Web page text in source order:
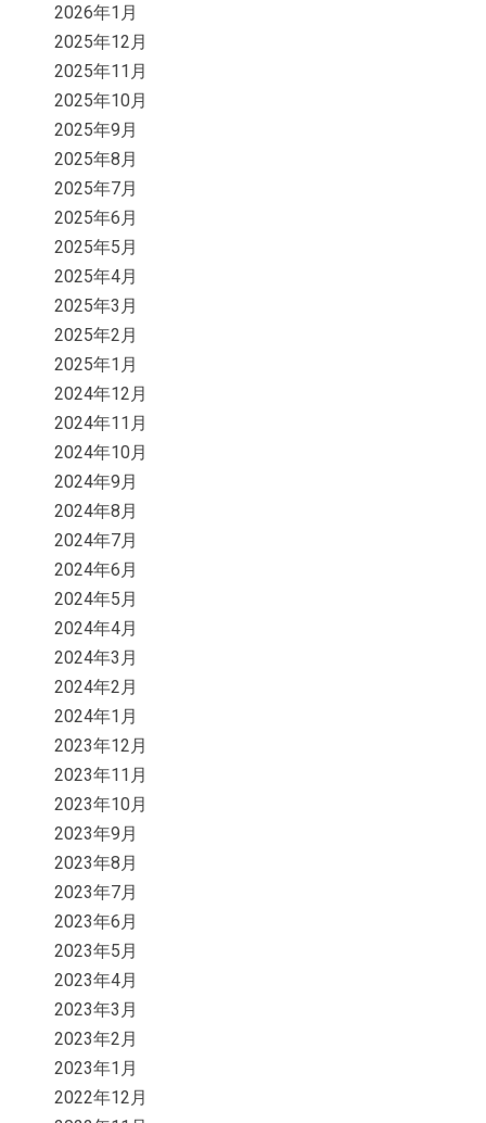
2026年1月
2025年12月
2025年11月
2025年10月
2025年9月
2025年8月
2025年7月
2025年6月
2025年5月
2025年4月
2025年3月
2025年2月
2025年1月
2024年12月
2024年11月
2024年10月
2024年9月
2024年8月
2024年7月
2024年6月
2024年5月
2024年4月
2024年3月
2024年2月
2024年1月
2023年12月
2023年11月
2023年10月
2023年9月
2023年8月
2023年7月
2023年6月
2023年5月
2023年4月
2023年3月
2023年2月
2023年1月
2022年12月